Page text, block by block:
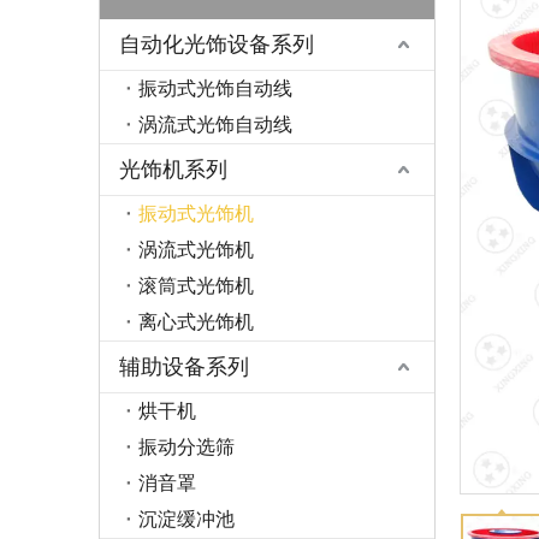
自动化光饰设备系列
振动式光饰自动线
涡流式光饰自动线
光饰机系列
振动式光饰机
涡流式光饰机
滚筒式光饰机
离心式光饰机
辅助设备系列
烘干机
振动分选筛
消音罩
沉淀缓冲池